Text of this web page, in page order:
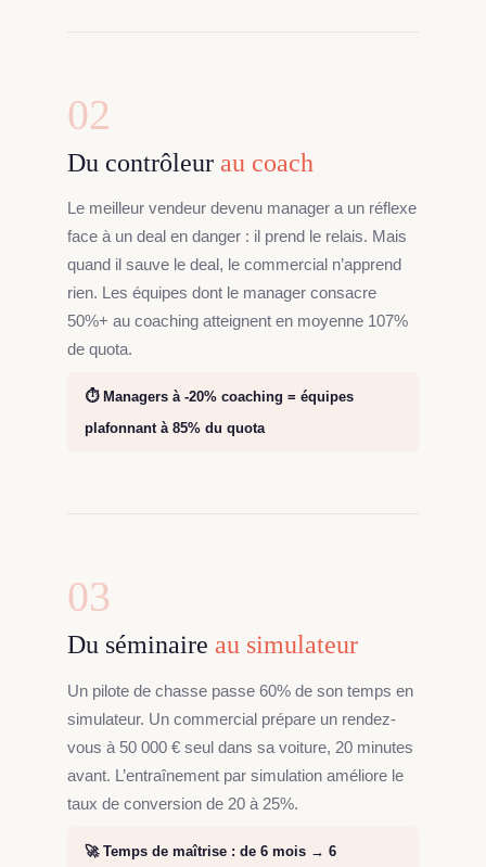
02
Du contrôleur au coach
Le meilleur vendeur devenu manager a un réflexe
face à un deal en danger : il prend le relais. Mais
quand il sauve le deal, le commercial n’apprend
rien. Les équipes dont le manager consacre
50%+ au coaching atteignent en moyenne 107%
de quota.
⏱️ Managers à -20% coaching = équipes
plafonnant à 85% du quota
03
Du séminaire au simulateur
Un pilote de chasse passe 60% de son temps en
simulateur. Un commercial prépare un rendez-
vous à 50 000 € seul dans sa voiture, 20 minutes
avant. L’entraînement par simulation améliore le
taux de conversion de 20 à 25%.
🚀 Temps de maîtrise : de 6 mois → 6